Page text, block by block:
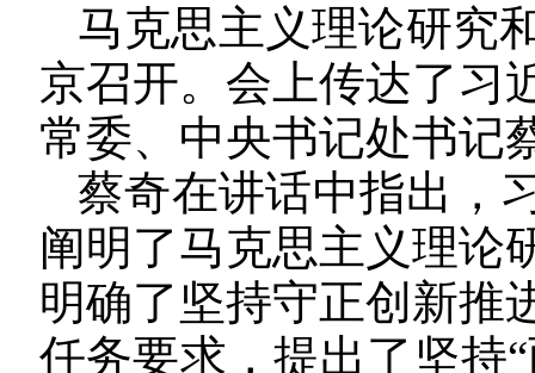
马克思主义理论研究
京召开。会上传达了习
常委、中央书记处书记
蔡奇在讲话中指出，
阐明了马克思主义理论
明确了坚持守正创新推
任务要求，提出了坚持